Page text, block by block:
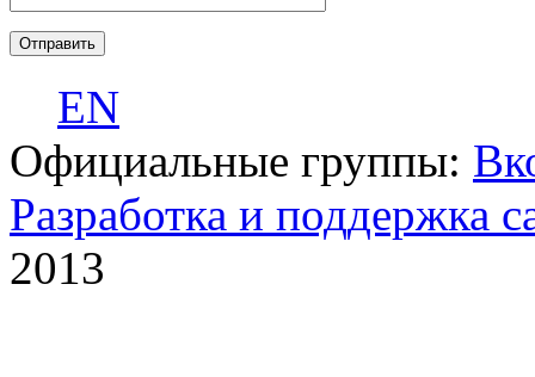
EN
Официальные группы:
Разработка и поддержка
2013